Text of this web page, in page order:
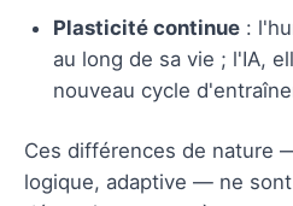
Plasticité continue :
au long de sa vie ; l'IA,
nouveau cycle
Ces différences de nature
logique, adaptive — ne